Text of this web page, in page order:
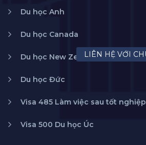
Du học Anh
Du học Canada
Du học New Zealand
Du học Đức
Visa 485 Làm việc sau tốt nghiệp
Visa 500 Du học Úc